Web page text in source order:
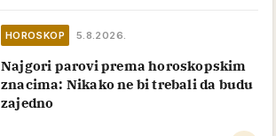
HOROSKOP 5.8.2026.
Najgori parovi prema horoskopskim
znacima: Nikako ne bi trebali da budu
zajedno